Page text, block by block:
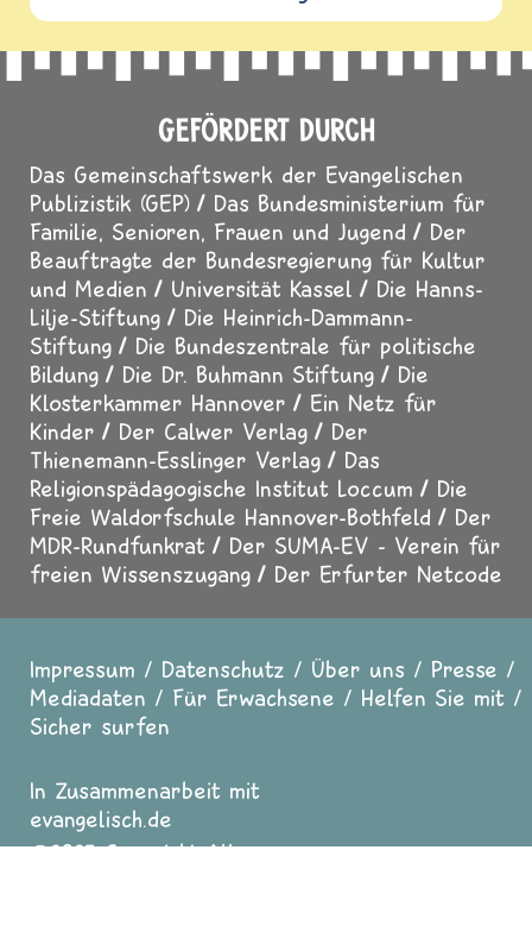
GEFÖRDERT DURCH
Das Gemeinschaftswerk der Evangelischen
Publizistik (GEP)
Das Bundesministerium für
Familie, Senioren, Frauen und Jugend
Der
Beauftragte der Bundesregierung für Kultur
und Medien
Universität Kassel
Die Hanns-
Lilje-Stiftung
Die Heinrich-Dammann-
Stiftung
Die Bundeszentrale für politische
Bildung
Die Dr. Buhmann Stiftung
Die
Klosterkammer Hannover
Ein Netz für
Kinder
Der Calwer Verlag
Der
Thienemann-Esslinger Verlag
Das
Religionspädagogische Institut Loccum
Die
Freie Waldorfschule Hannover-Bothfeld
Der
MDR-Rundfunkrat
Der SUMA-EV - Verein für
freien Wissenszugang
Der Erfurter Netcode
Fußzeile
Impressum Datenschutz Über uns
Presse
Mediadaten
Für Erwachsene
Helfen Sie mit
Sicher surfen
In Zusammenarbeit mit
evangelisch.de
2025 Copyright All